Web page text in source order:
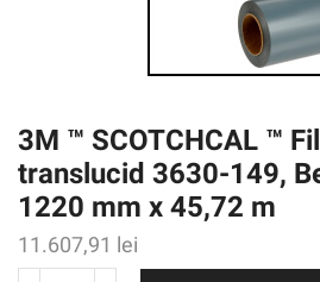
3M ™ SCOTCHCAL ™
translucid 3630-149,
1220 mm x 45,72 m
11.607,91 lei